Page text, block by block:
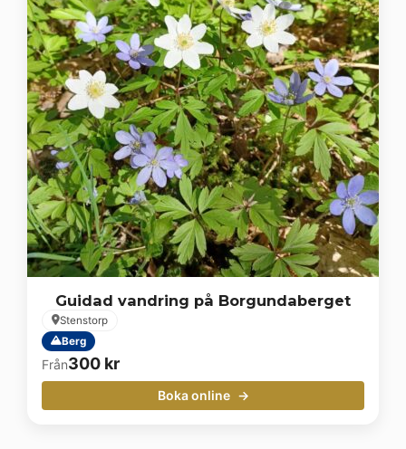
Guidad vandring på Borgundaberget
Stenstorp
Berg
Från300 kr
Boka online